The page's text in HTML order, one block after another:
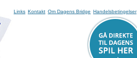
Links Kontakt Om Dagens Bridge Handelsbetingelser